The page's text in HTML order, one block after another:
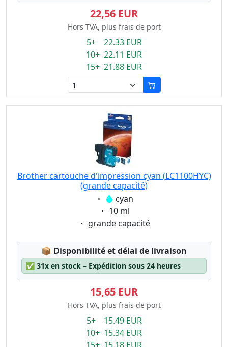
22,56 EUR
Hors TVA, plus frais de port
5+ 22.33 EUR
10+ 22.11 EUR
15+ 21.88 EUR
Brother cartouche d'impression cyan (LC1100HYC)
(grande capacité)
Eigenschaft:
cyan
Eigenschaft:
10 ml
Eigenschaft:
grande capacité
📦 Lagerstatus:
Disponibilité et délai de livraison
✅ 31x en stock – Expédition sous 24 heures
15,65 EUR
Hors TVA, plus frais de port
5+ 15.49 EUR
10+ 15.34 EUR